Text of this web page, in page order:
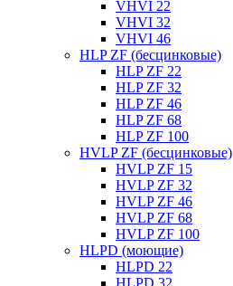
VHVI 22
VHVI 32
VHVI 46
HLP ZF (бесцинковые)
HLP ZF 22
HLP ZF 32
HLP ZF 46
HLP ZF 68
HLP ZF 100
HVLP ZF (бесцинковые)
HVLP ZF 15
HVLP ZF 32
HVLP ZF 46
HVLP ZF 68
HVLP ZF 100
HLPD (моющие)
HLPD 22
HLPD 32